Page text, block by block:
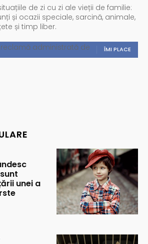
de zi cu zi ale vieții de familie:
și ocazii speciale, sarcină, animale,
și timp liber.
ÎMI PLACE
administrată de
unei a